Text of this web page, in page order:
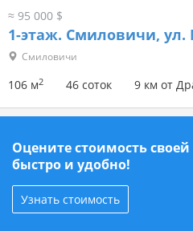
≈ 95 000 $
1-этаж. Смиловичи, ул.
Смиловичи
106 м2 46 соток 9 км от
Оцените стоимость
быстро и удобно!
Узнать стоимость